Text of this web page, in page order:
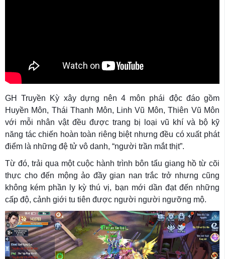
GH Truyền Kỳ xây dựng nên 4 môn phái độc đáo gồm
Huyền Môn, Thái Thanh Môn, Linh Vũ Môn, Thiên Vũ Môn
với mỗi nhân vật đều được trang bị loại vũ khí và bộ kỹ
năng tác chiến hoàn toàn riêng biệt nhưng đều có xuất phát
điểm là những đệ tử vô danh, “người trần mắt thịt”.
Từ đó, trải qua một cuộc hành trình bôn tẩu giang hồ từ cõi
thực cho đến mộng ảo đầy gian nan trắc trở nhưng cũng
không kém phần ly kỳ thú vị, bạn mới dần đạt đến những
cấp độ, cảnh giới tu tiên được người người ngưỡng mộ.